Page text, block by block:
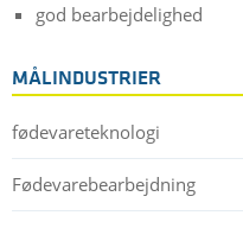
god bearbejdelighed
MÅLINDUSTRIER
fødevareteknologi
Fødevarebearbejdning